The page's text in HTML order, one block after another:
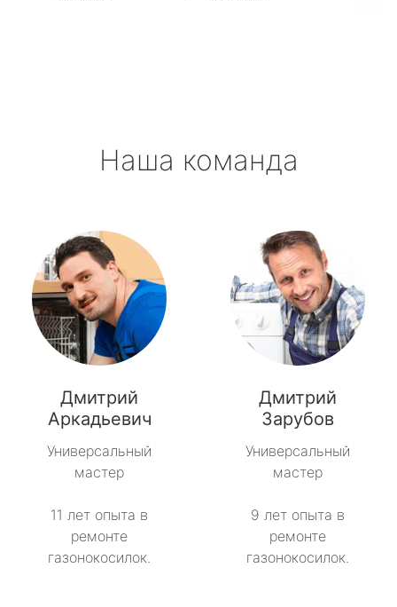
Наша команда
Дмитрий
Аркадьевич
Универсальный
мастер
11 лет опыта в
ремонте
газонокосилок.
Дмитрий
Зарубов
Универсальный
мастер
9 лет опыта в
ремонте
газонокосилок.